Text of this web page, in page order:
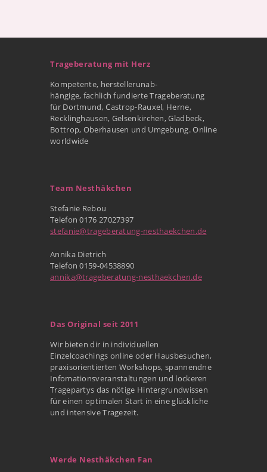
Trageberatung mit Herz
Kompetente, herstellerunab-
hängige, fachlich fundierte Trageberatung
für Dortmund, Castrop-Rauxel, Herne,
Recklinghausen, Gelsenkirchen, Gladbeck,
Bottrop, Oberhausen und Umgebung. Online
worldwide
Team Nesthäkchen
Stefanie Rebou
Telefon 0176 27027397
stefanie@trageberatung-nesthaekchen.de
Annika Dietrich
Telefon 0159-04538890
annika@trageberatung-nesthaekchen.de
Das Original seit 2011
Wir bieten dir in individuellen
Einzelcoachings online oder Hausbesuchen,
praxisorientierten Workshops, spannendne
Infomationsveranstaltungen und lockeren
Tragepartys das nötige Hintergrundwissen
für einen optimalen Start in eine glückliche
und intensive Tragezeit.
Werde Nesthäkchen Fan